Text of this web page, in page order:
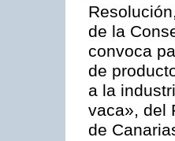
de la
convoca
de
a la
vaca», del
de